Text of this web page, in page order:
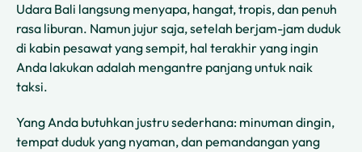
Udara Bali langsung menyapa, hangat, tropis, dan penuh
rasa liburan. Namun jujur saja, setelah berjam-jam duduk
di kabin pesawat yang sempit, hal terakhir yang ingin
Anda lakukan adalah mengantre panjang untuk naik
taksi.
Yang Anda butuhkan justru sederhana: minuman dingin,
tempat duduk yang nyaman, dan pemandangan yang